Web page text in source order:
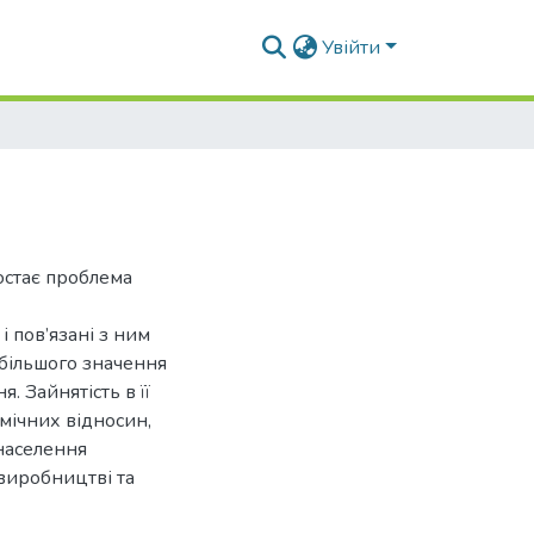
Увійти
проблема
пов’язані з ним
значення
Зайнятість в її
відносин,
та